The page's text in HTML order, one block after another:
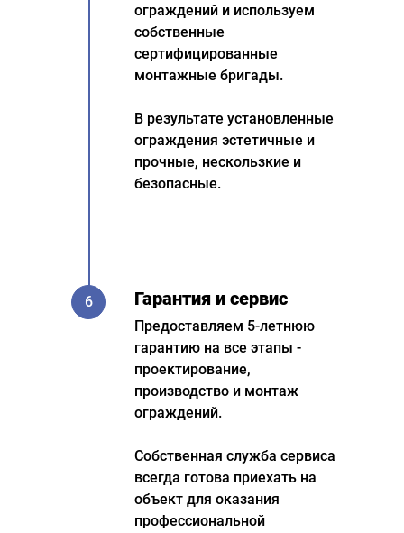
ограждений и используем
собственные
сертифицированные
монтажные бригады.
В результате установленные
ограждения эстетичные и
прочные, нескользкие и
безопасные.
6 Гарантия и сервис
Предоставляем 5-летнюю
гарантию на все этапы -
проектирование,
производство и монтаж
ограждений.
Собственная служба сервиса
всегда готова приехать на
объект для оказания
профессиональной